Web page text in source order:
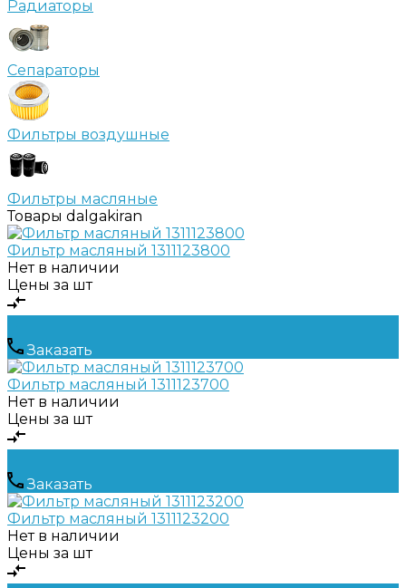
Радиаторы
Сепараторы
Фильтры воздушные
Фильтры масляные
Товары dalgakiran
Фильтр масляный 1311123800
Нет в наличии
Цены за шт
Заказать
Фильтр масляный 1311123700
Нет в наличии
Цены за шт
Заказать
Фильтр масляный 1311123200
Нет в наличии
Цены за шт